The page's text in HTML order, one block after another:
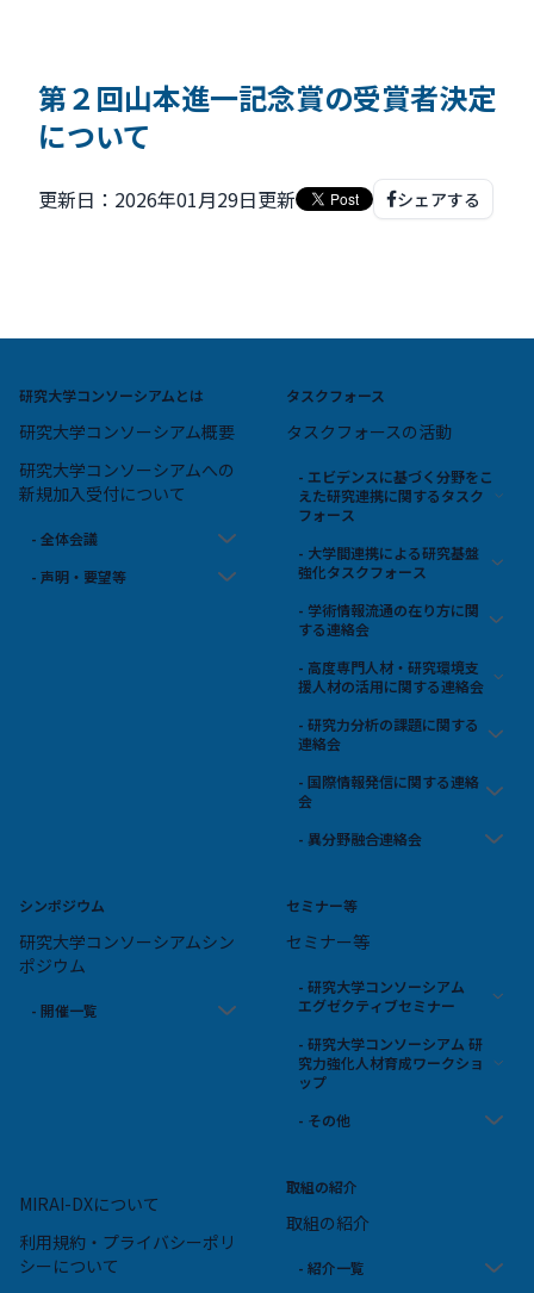
第２回山本進一記念賞の受賞者決定
について
更新日：2026年01月29日更新 シェアする
研究大学コンソーシアムとは
研究大学コンソーシアム概要
研究大学コンソーシアムへの
新規加入受付について
- 全体会議
- 声明・要望等
タスクフォース
タスクフォースの活動
- エビデンスに基づく分野をこ
えた研究連携に関するタスク
フォース
- 大学間連携による研究基盤
強化タスクフォース
- 学術情報流通の在り方に関
する連絡会
- 高度専門人材・研究環境支
援人材の活用に関する連絡会
- 研究力分析の課題に関する
連絡会
- 国際情報発信に関する連絡
会
- 異分野融合連絡会
シンポジウム
研究大学コンソーシアムシン
ポジウム
- 開催一覧
セミナー等
セミナー等
- 研究大学コンソーシアム
エグゼクティブセミナー
- 研究大学コンソーシアム 研
究力強化人材育成ワークショ
ップ
- その他
MIRAI-DXについて
利用規約・プライバシーポリ
シーについて
取組の紹介
取組の紹介
- 紹介一覧